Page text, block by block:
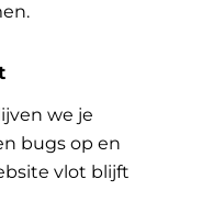
we je
bugs op en
vlot blijft